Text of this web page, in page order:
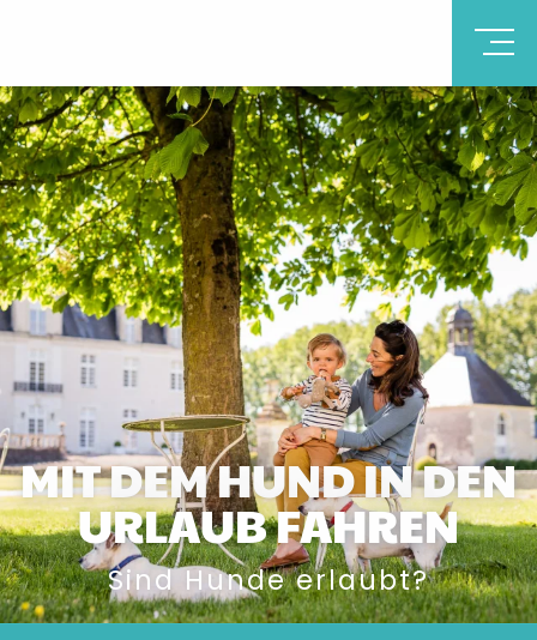
MIT DEM HUND IN DEN
URLAUB FAHREN
Sind Hunde erlaubt?